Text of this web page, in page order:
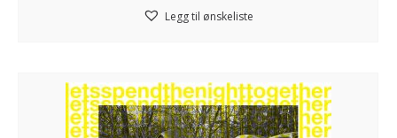
Legg til ønskeliste